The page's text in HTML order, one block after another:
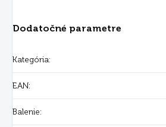
Dodatočné parametre
Kategória:
EAN:
Balenie: